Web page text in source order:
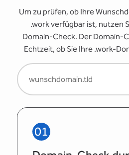
Um zu prüfen, ob Ihre
.work verfügbar ist, nutzen
Domain-Check. Der Domain-
Echtzeit, ob Sie Ihre .work-
01